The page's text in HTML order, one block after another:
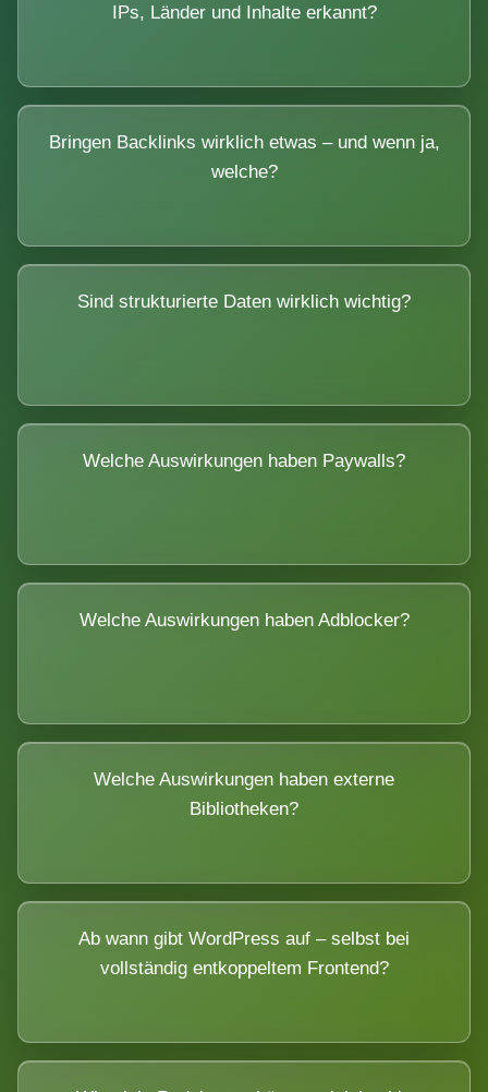
IPs, Länder und Inhalte erkannt?
Bringen Backlinks wirklich etwas – und wenn ja,
welche?
Sind strukturierte Daten wirklich wichtig?
Welche Auswirkungen haben Paywalls?
Welche Auswirkungen haben Adblocker?
Welche Auswirkungen haben externe
Bibliotheken?
Ab wann gibt WordPress auf – selbst bei
vollständig entkoppeltem Frontend?